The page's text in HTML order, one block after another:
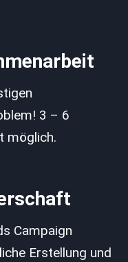
3 – 6
möglich.
Campaign
Erstellung und